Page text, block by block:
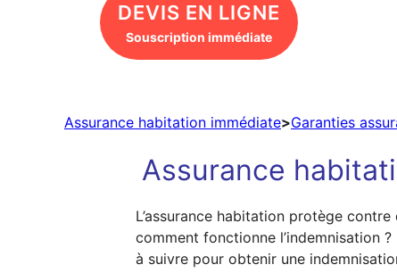
DEVIS EN LIGNE
Souscription immédiate
Assurance habitation immédiate>Garanties
Assurance
L’assurance habitation protège
comment fonctionne l’indemnisation
à suivre pour obtenir une